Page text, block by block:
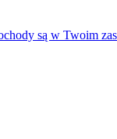
są w Twoim